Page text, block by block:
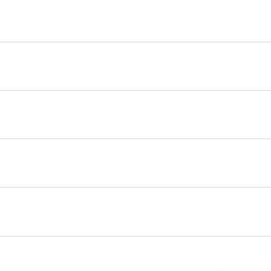
rapido e
più comuni. Il